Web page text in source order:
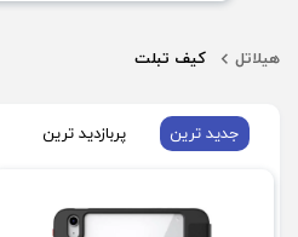
هیلاتل کیف تبلت
جدید ترین پربازدید ترین